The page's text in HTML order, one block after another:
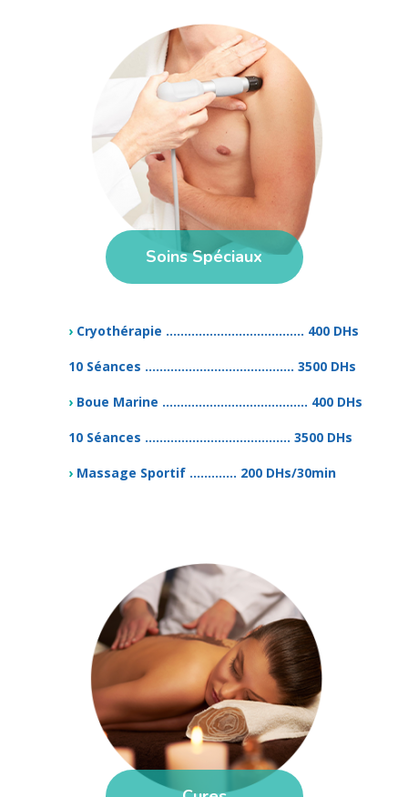
Soins Spéciaux
› Cryothérapie ...................................... 400 DHs
10 Séances ......................................... 3500 DHs
› Boue Marine ........................................ 400 DHs
10 Séances ........................................ 3500 DHs
› Massage Sportif ............. 200 DHs/30min